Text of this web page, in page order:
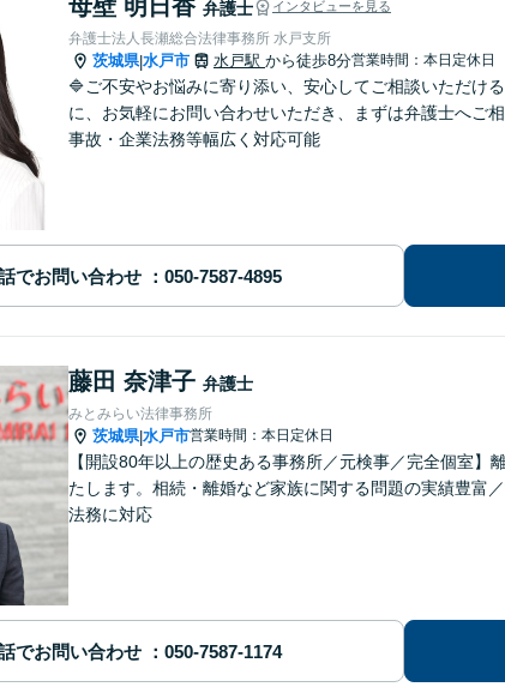
母壁 明日香 弁護士 インタビューを見る
弁護士法人長瀬総合法律事務所 水戸支所
茨城県|水戸市 水戸駅 から徒歩8分営業時間：本日定休日
🔷ご不安やお悩みに寄り添い、安心してご相談いただけ
に、お気軽にお問い合わせいただき、まずは弁護士へご
事故・企業法務等幅広く対応可能
でお問い合わせ
藤田 奈津子 弁護士
みとみらい法律事務所
茨城県|水戸市営業時間：本日定休日
【開設80年以上の歴史ある事務所／元検事／完全個室
たします。相続・離婚など家族に関する問題の実績豊富
法務に対応
でお問い合わせ